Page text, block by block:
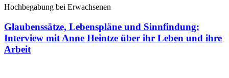
Hochbegabung bei Erwachsenen
Glaubenssätze, Lebenspläne und Sinnfindung:
Interview mit Anne Heintze über ihr Leben und ihre
Arbeit